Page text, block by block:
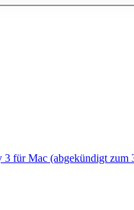
3 für Mac (abgekündigt zum